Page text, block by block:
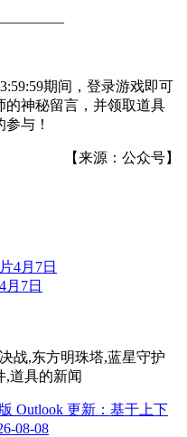
期间，登录游戏即可
的神秘留言，并领取道具
与！
【来源：公众号】
月7日
战,东方明珠塔,蓝星守护
,道具的新闻
Outlook 更新：基于上下
08-08